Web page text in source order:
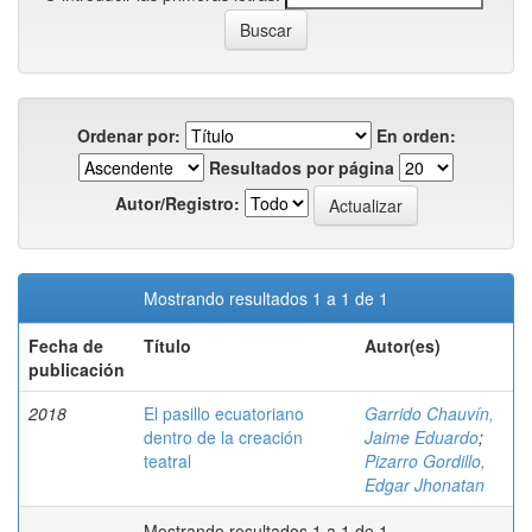
Ordenar por:
En orden:
Resultados por página
Autor/Registro:
Mostrando resultados 1 a 1 de 1
Fecha de
publicación
Título Autor(es)
2018
El pasillo ecuatoriano
dentro de la creación
teatral
Garrido Chauvín,
Jaime Eduardo;
Pizarro Gordillo,
Edgar Jhonatan